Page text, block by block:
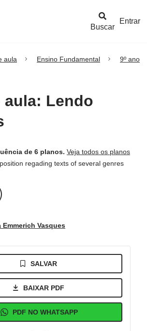
Buscar
Entrar
aula Ensino Fundamental 9º ano
aula: Lendo
de 6 planos. Veja todos os planos
regading texts of several genres
Emmerich Vasques
SALVAR
BAIXAR PDF
PDF NO WHATSAPP